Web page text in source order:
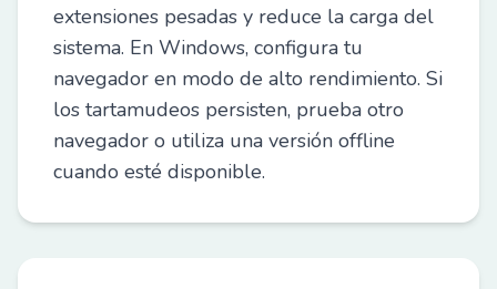
extensiones pesadas y reduce la carga del
sistema. En Windows, configura tu
navegador en modo de alto rendimiento. Si
los tartamudeos persisten, prueba otro
navegador o utiliza una versión offline
cuando esté disponible.